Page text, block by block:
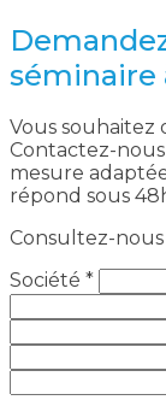
séminaire
Vous souhaitez
Contactez-
mesure
répond sous
Consultez-nous
Société *